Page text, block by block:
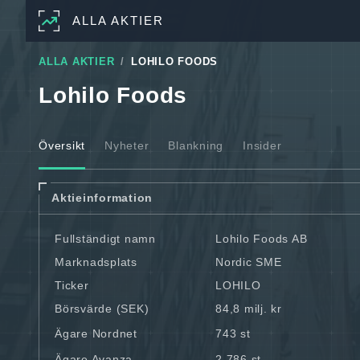
ALLA AKTIER
ALLA AKTIER LOHILO FOODS
Lohilo Foods
Översikt Nyheter Blankning Insider
Aktieinformation
Fullständigt namn
Lohilo Foods AB
Marknadsplats
Nordic SME
Ticker
LOHILO
Börsvärde (SEK)
84,8 milj. kr
Ägare Nordnet
743 st